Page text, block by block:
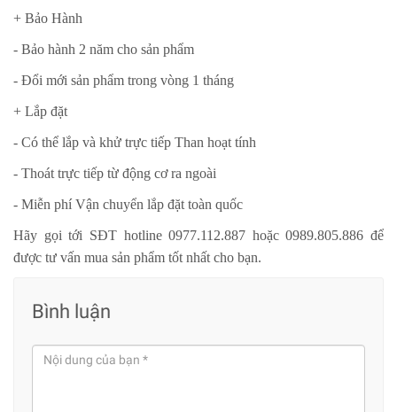
+ Bảo Hành
- Bảo hành 2 năm cho sản phẩm
- Đổi mới sản phẩm trong vòng 1 tháng
+ Lắp đặt
- Có thể lắp và khử trực tiếp Than hoạt tính
- Thoát trực tiếp từ động cơ ra ngoài
- Miễn phí Vận chuyển lắp đặt toàn quốc
Hãy gọi tới SĐT hotline 0977.112.887 hoặc 0989.805.886 để
được tư vấn mua sản phẩm tốt nhất cho bạn.
Bình luận